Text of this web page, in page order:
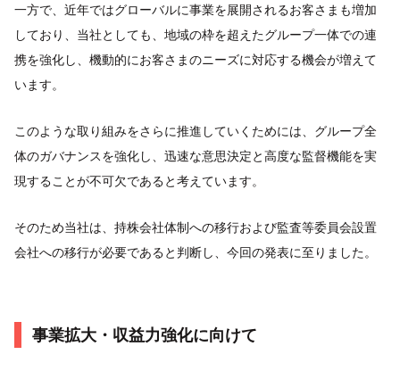
一方で、近年ではグローバルに事業を展開されるお客さまも増加
しており、当社としても、地域の枠を超えたグループ一体での連
携を強化し、機動的にお客さまのニーズに対応する機会が増えて
います。
このような取り組みをさらに推進していくためには、グループ全
体のガバナンスを強化し、迅速な意思決定と高度な監督機能を実
現することが不可欠であると考えています。
そのため当社は、持株会社体制への移行および監査等委員会設置
会社への移行が必要であると判断し、今回の発表に至りました。
事業拡大・収益力強化に向けて